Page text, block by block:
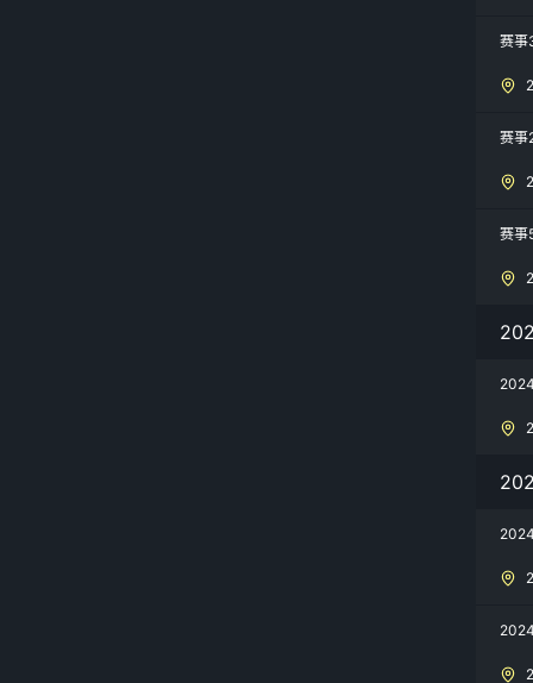
赛事
赛事
赛事